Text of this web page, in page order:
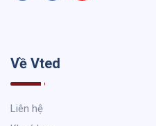
Về Vted
Liên hệ